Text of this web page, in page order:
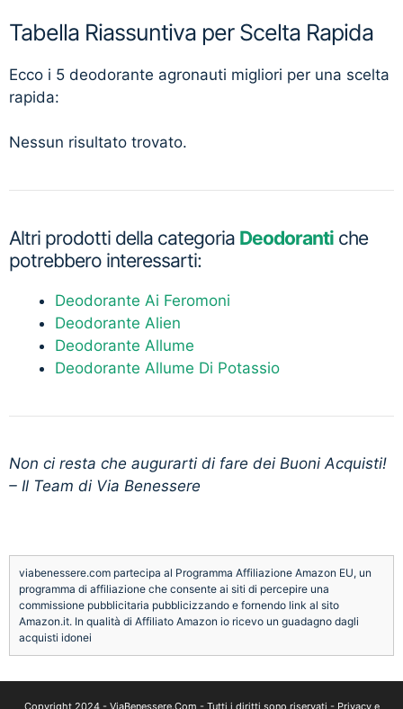
Tabella Riassuntiva per Scelta Rapida
Ecco i 5 deodorante agronauti migliori per una scelta
rapida:
Nessun risultato trovato.
Altri prodotti della categoria Deodoranti che
potrebbero interessarti:
Deodorante Ai Feromoni
Deodorante Alien
Deodorante Allume
Deodorante Allume Di Potassio
Non ci resta che augurarti di fare dei Buoni Acquisti!
– Il Team di Via Benessere
viabenessere.com partecipa al Programma Affiliazione Amazon EU, un
programma di affiliazione che consente ai siti di percepire una
commissione pubblicitaria pubblicizzando e fornendo link al sito
Amazon.it. In qualità di Affiliato Amazon io ricevo un guadagno dagli
acquisti idonei
Copyright 2024 - ViaBenessere.Com - Tutti i diritti sono riservati - Privacy e